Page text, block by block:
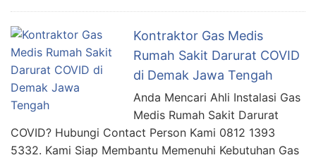
Kontraktor Gas Medis
Rumah Sakit Darurat COVID
di Demak Jawa Tengah
Anda Mencari Ahli Instalasi Gas
Medis Rumah Sakit Darurat
COVID? Hubungi Contact Person Kami 0812 1393
5332. Kami Siap Membantu Memenuhi Kebutuhan Gas